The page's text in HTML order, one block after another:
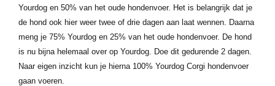
Yourdog en 50% van het oude hondenvoer. Het is belangrijk dat je
de hond ook hier weer twee of drie dagen aan laat wennen. Daarna
meng je 75% Yourdog en 25% van het oude hondenvoer. De hond
is nu bijna helemaal over op Yourdog. Doe dit gedurende 2 dagen.
Naar eigen inzicht kun je hierna 100% Yourdog Corgi hondenvoer
gaan voeren.